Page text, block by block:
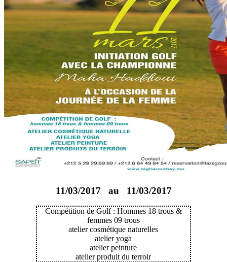
11/03/2017 au 11/03/2017
Compétition de Golf : Hommes 18 trous &
femmes 09 trous
atelier cosmétique naturelles
atelier yoga
atelier peinture
atelier produit du terroir